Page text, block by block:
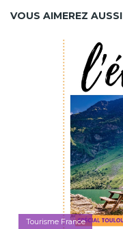
VOUS AIMEREZ AUSSI
Tourisme France